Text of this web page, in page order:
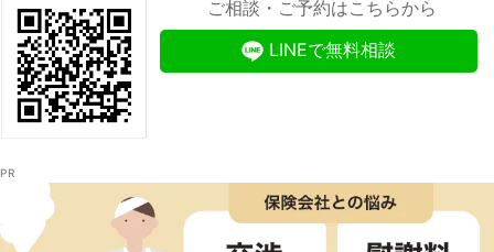
ご相談・ご予約はこちらから
LINEで無料相談